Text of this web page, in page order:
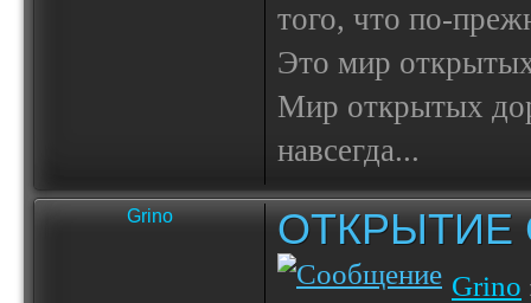
того, что по-
Это мир
Мир открытых
навсегда...
Grino ОТКРЫТИЕ
Grino